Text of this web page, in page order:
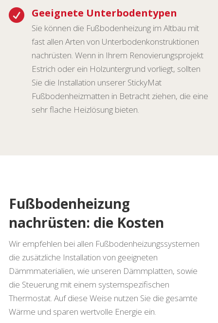
 Geeignete Unterbodentypen
Sie können die Fußbodenheizung im Altbau mit
fast allen Arten von Unterbodenkonstruktionen
nachrüsten. Wenn in Ihrem Renovierungsprojekt
Estrich oder ein Holzuntergrund vorliegt, sollten
Sie die Installation unserer StickyMat
Fußbodenheizmatten in Betracht ziehen, die eine
sehr flache Heizlösung bieten.
Fußbodenheizung
nachrüsten: die Kosten
Wir empfehlen bei allen Fußbodenheizungssystemen
die zusätzliche Installation von geeigneten
Dämmmaterialien, wie unseren Dämmplatten, sowie
die Steuerung mit einem systemspezifischen
Thermostat. Auf diese Weise nutzen Sie die gesamte
Wärme und sparen wertvolle Energie ein.